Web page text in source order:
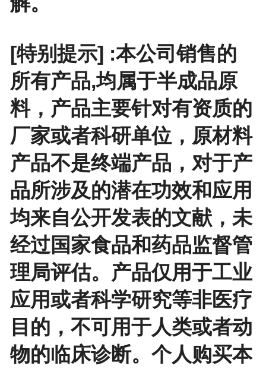
[特别提示] :本公司销售的
所有产品,均属于半成品原
料，产品主要针对有资质的
厂家或者科研单位，原材料
产品不是终端产品，对于产
品所涉及的潜在功效和应用
均来自公开发表的文献，未
经过国家食品和药品监督管
理局评估。产品仅用于工业
应用或者科学研究等非医疗
目的，不可用于人类或者动
物的临床诊断。个人购买本